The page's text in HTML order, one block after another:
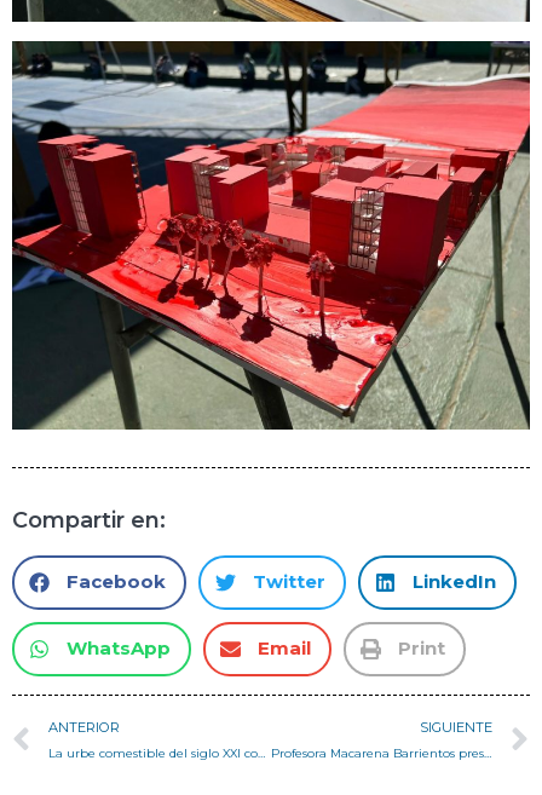
Compartir en:
Facebook Twitter LinkedIn
WhatsApp Email Print
ANTERIOR SIGUIENTE
Profesora Macarena Barrientos presenta en ICAG: IV International Congress in Architecture and Gender